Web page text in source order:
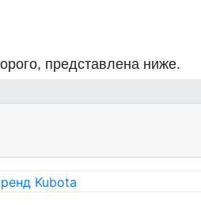
представлена ниже.